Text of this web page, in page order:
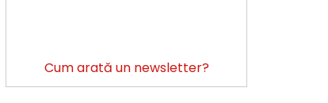
Cum arată un newsletter?